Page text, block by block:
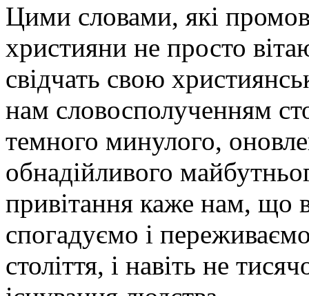
Цими словами, які
християни не просто
свідчать свою
нам словосполученням
темного минулого,
обнадійливого
привітання каже нам, що
спогадуємо і
століття, і навіть не